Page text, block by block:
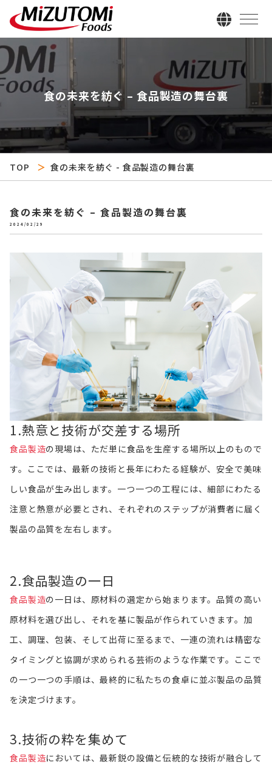
食の未来を紡ぐ – 食品製造の舞台裏
TOP 食の未来を紡ぐ - 食品製造の舞台裏
食の未来を紡ぐ – 食品製造の舞台裏
2024/02/29
1.熱意と技術が交差する場所
食品製造の現場は、ただ単に食品を生産する場所以上のもので
す。ここでは、最新の技術と長年にわたる経験が、安全で美味
しい食品が生み出します。一つ一つの工程には、細部にわたる
注意と熱意が必要とされ、それぞれのステップが消費者に届く
製品の品質を左右します。
2.食品製造の一日
食品製造の一日は、原材料の選定から始まります。品質の高い
原材料を選び出し、それを基に製品が作られていきます。加
工、調理、包装、そして出荷に至るまで、一連の流れは精密な
タイミングと協調が求められる芸術のような作業です。ここで
の一つ一つの手順は、最終的に私たちの食卓に並ぶ製品の品質
を決定づけます。
3.技術の粋を集めて
食品製造においては、最新鋭の設備と伝統的な技術が融合して